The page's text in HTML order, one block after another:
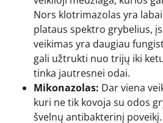
Nors klotrimazolas yra
plataus spektro grybelius,
veikimas yra daugiau
gali užtrukti nuo trijų iki
tinka jautresnei odai.
Mikonazolas: Dar viena
kuri ne tik kovoja su odos
švelnų antibakterinį